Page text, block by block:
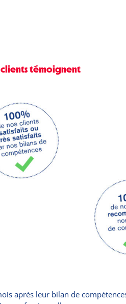
clients témoignent
après leur bilan de